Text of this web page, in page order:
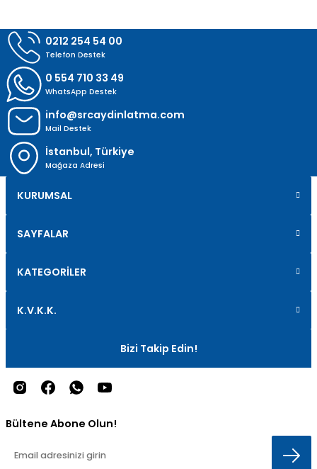
0212 254 54 00
Telefon Destek
0 554 710 33 49
WhatsApp Destek
info@srcaydinlatma.com
Mail Destek
İstanbul, Türkiye
Mağaza Adresi
KURUMSAL
SAYFALAR
KATEGORİLER
K.V.K.K.
Bizi Takip Edin!
Bültene Abone Olun!